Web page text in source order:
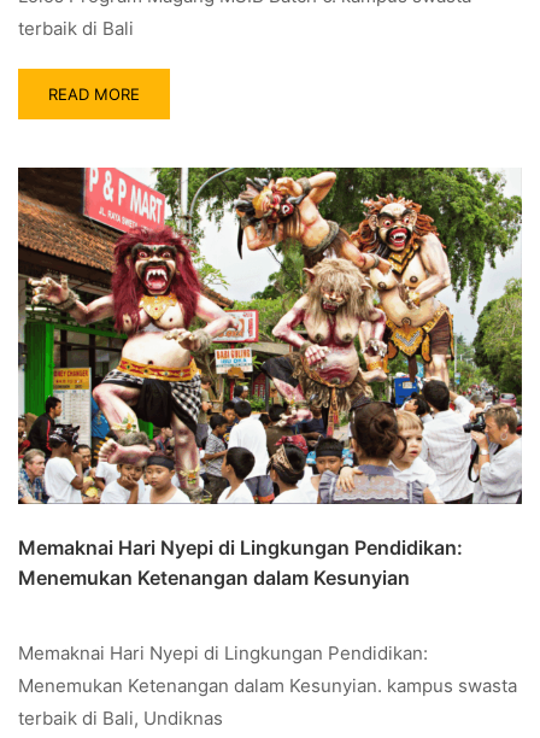
terbaik di Bali
READ MORE
Memaknai Hari Nyepi di Lingkungan Pendidikan:
Menemukan Ketenangan dalam Kesunyian
Memaknai Hari Nyepi di Lingkungan Pendidikan:
Menemukan Ketenangan dalam Kesunyian. kampus swasta
terbaik di Bali, Undiknas